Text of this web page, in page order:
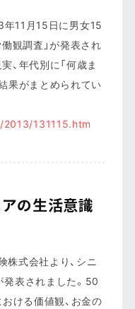
年11月15日に男女15
観調査」が発表され
、年代別に「何歳ま
果がまとめられてい
131115.htm
の生活意識
式会社より、シニ
表されました。50
ける価値観、お金の